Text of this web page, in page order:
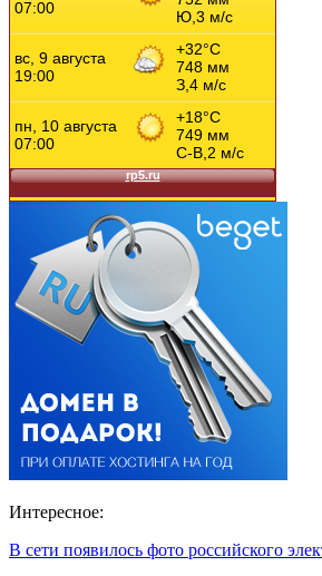
Интересное:
В сети появилось фото российского